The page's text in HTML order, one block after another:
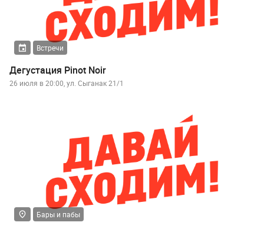
Встречи
Дегустация Pinot Noir
26 июля в 20:00, ул. Сыганак 21/1
Бары и пабы